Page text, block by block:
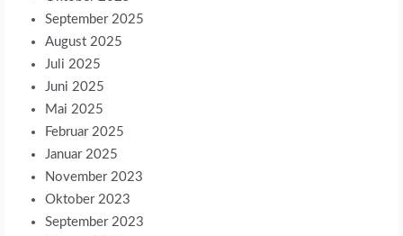
September 2025
August 2025
Juli 2025
Juni 2025
Mai 2025
Februar 2025
Januar 2025
November 2023
Oktober 2023
September 2023